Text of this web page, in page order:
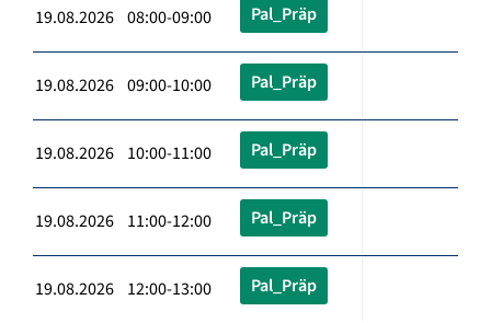
19.08.2026 08:00-09:00 Pal_Präp
19.08.2026 09:00-10:00 Pal_Präp
19.08.2026 10:00-11:00 Pal_Präp
19.08.2026 11:00-12:00 Pal_Präp
19.08.2026 12:00-13:00 Pal_Präp